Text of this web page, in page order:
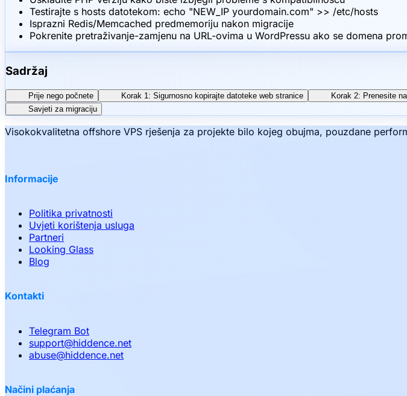
Testirajte s hosts datotekom: echo "NEW_IP yourdomain.com" >> /etc/hosts
Isprazni Redis/Memcached predmemoriju nakon migracije
Pokrenite pretraživanje-zamjenu na URL-ovima u WordPressu ako se domena
Sadržaj
Prije nego počnete Korak 1: Sigurnosno kopirajte datoteke web stranice Korak 2: Prenesite
Savjeti za migraciju
Visokokvalitetna offshore VPS rješenja za projekte bilo kojeg obujma, pouzdane
Informacije
Politika privatnosti
Uvjeti korištenja usluga
Partneri
Looking Glass
Blog
Kontakti
Telegram Bot
support@hiddence.net
abuse@hiddence.net
Načini plaćanja